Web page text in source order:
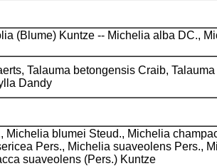
(Blume) Kuntze -- Michelia alba DC.,
Talauma betongensis Craib, Talauma
Dandy
blumei Steud., Michelia
Pers., Michelia suaveolens Pers.,
suaveolens (Pers.) Kuntze